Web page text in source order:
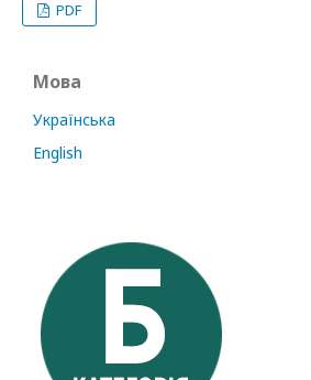
PDF
Мова
Українська
English